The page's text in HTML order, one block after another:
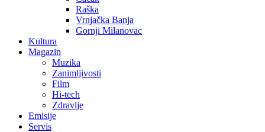
Raška
Vrnjačka Banja
Gornji Milanovac
Kultura
Magazin
Muzika
Zanimljivosti
Film
Hi-tech
Zdravlje
Emisije
Servis